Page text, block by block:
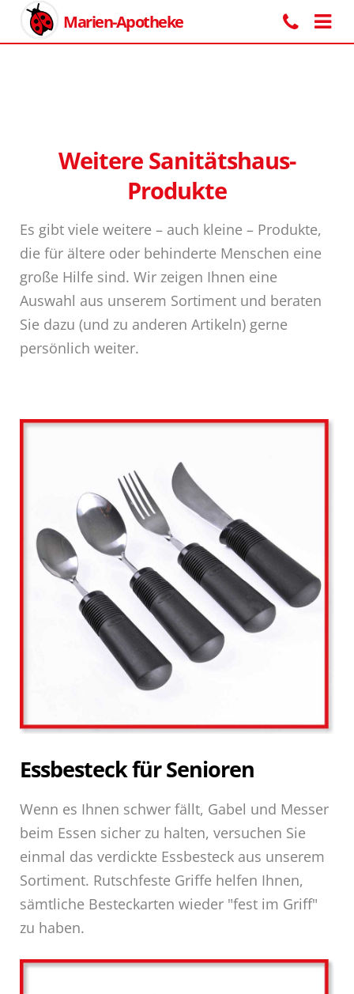
Marien-Apotheke
Weitere Sanitätshaus-
Produkte
Es gibt viele weitere – auch kleine – Produkte,
die für ältere oder behinderte Menschen eine
große Hilfe sind. Wir zeigen Ihnen eine
Auswahl aus unserem Sortiment und beraten
Sie dazu (und zu anderen Artikeln) gerne
persönlich weiter.
Essbesteck für Senioren
Wenn es Ihnen schwer fällt, Gabel und Messer
beim Essen sicher zu halten, versuchen Sie
einmal das verdickte Essbesteck aus unserem
Sortiment. Rutschfeste Griffe helfen Ihnen,
sämtliche Besteckarten wieder "fest im Griff"
zu haben.